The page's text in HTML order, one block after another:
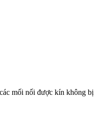
mối nối được kín không bị